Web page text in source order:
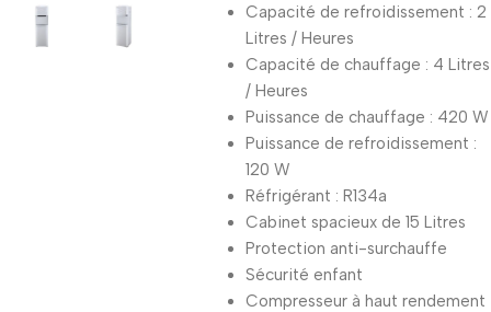
Capacité de refroidissement : 2
Litres / Heures
Capacité de chauffage : 4 Litres
/ Heures
Puissance de chauffage : 420 W
Puissance de refroidissement :
120 W
Réfrigérant : R134a
Cabinet spacieux de 15 Litres
Protection anti-surchauffe
Sécurité enfant
Compresseur à haut rendement